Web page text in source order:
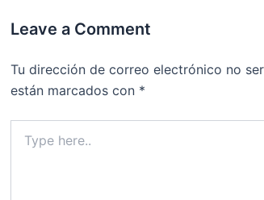
Leave a Comment
Tu dirección de correo electrónico no
están marcados con *
here..